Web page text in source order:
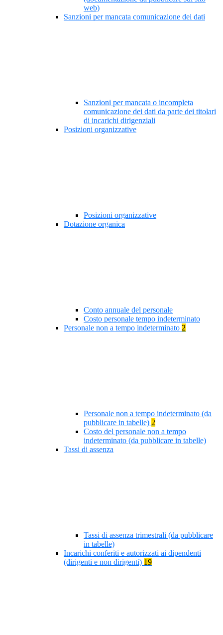
web)
Sanzioni per mancata comunicazione dei dati
Sanzioni per mancata o incompleta
comunicazione dei dati da parte dei titolari
di incarichi dirigenziali
Posizioni organizzative
Posizioni organizzative
Dotazione organica
Conto annuale del personale
Costo personale tempo indeterminato
Personale non a tempo indeterminato 2
Personale non a tempo indeterminato (da
pubblicare in tabelle) 2
Costo del personale non a tempo
indeterminato (da pubblicare in tabelle)
Tassi di assenza
Tassi di assenza trimestrali (da pubblicare
in tabelle)
Incarichi conferiti e autorizzati ai dipendenti
(dirigenti e non dirigenti) 19